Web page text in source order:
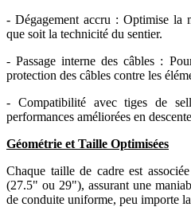
- Dégagement accru : Optimise la
que soit la technicité du sentier.
- Passage interne des câbles :
protection des câbles contre les
- Compatibilité avec tiges de
performances améliorées en
Géométrie et Taille Optimisées
Chaque taille de cadre est
(27.5" ou 29"), assurant une
de conduite uniforme, peu importe